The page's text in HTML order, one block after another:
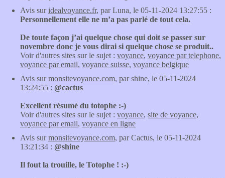
Avis suridealvoyance.fr, par Luna, le 05-11-2024 13:27:55 :
Personnellement elle ne m’a pas parlé de tout cela.
De toute façon j’ai quelque chose qui doit se passer sur
novembre donc je vous dirai si quelque chose se produit..
Voir d'autres sites sur le sujet : voyance, voyance par telephone,
voyance par email, voyance suisse, voyance belgique
Avis surmonsitevoyance.com, par shine, le 05-11-2024
13:24:55 : @cactus
Excellent résumé du totophe :-)
Voir d'autres sites sur le sujet : voyance, site de voyance,
voyance par email, voyance en ligne
Avis surmonsitevoyance.com, par Cactus, le 05-11-2024
13:21:34 : @shine
Il fout la trouille, le Totophe ! :-)